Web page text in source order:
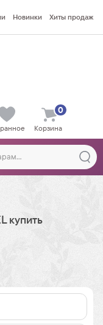
Новинки Хиты продаж
Корзина
0
купить